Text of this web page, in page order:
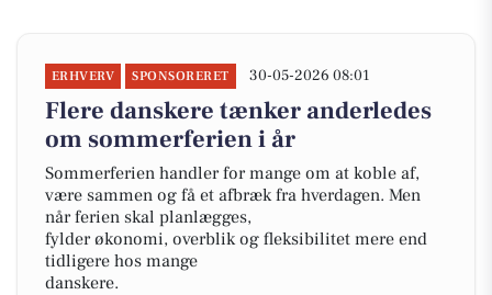
ERHVERV SPONSORERET 30-05-2026 08:01
Flere danskere tænker anderledes
om sommerferien i år
Sommerferien handler for mange om at koble af,
være sammen og få et afbræk fra hverdagen. Men
når ferien skal planlægges,
fylder økonomi, overblik og fleksibilitet mere end
tidligere hos mange
danskere.